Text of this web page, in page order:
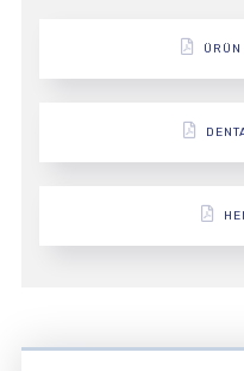
ÜRÜN